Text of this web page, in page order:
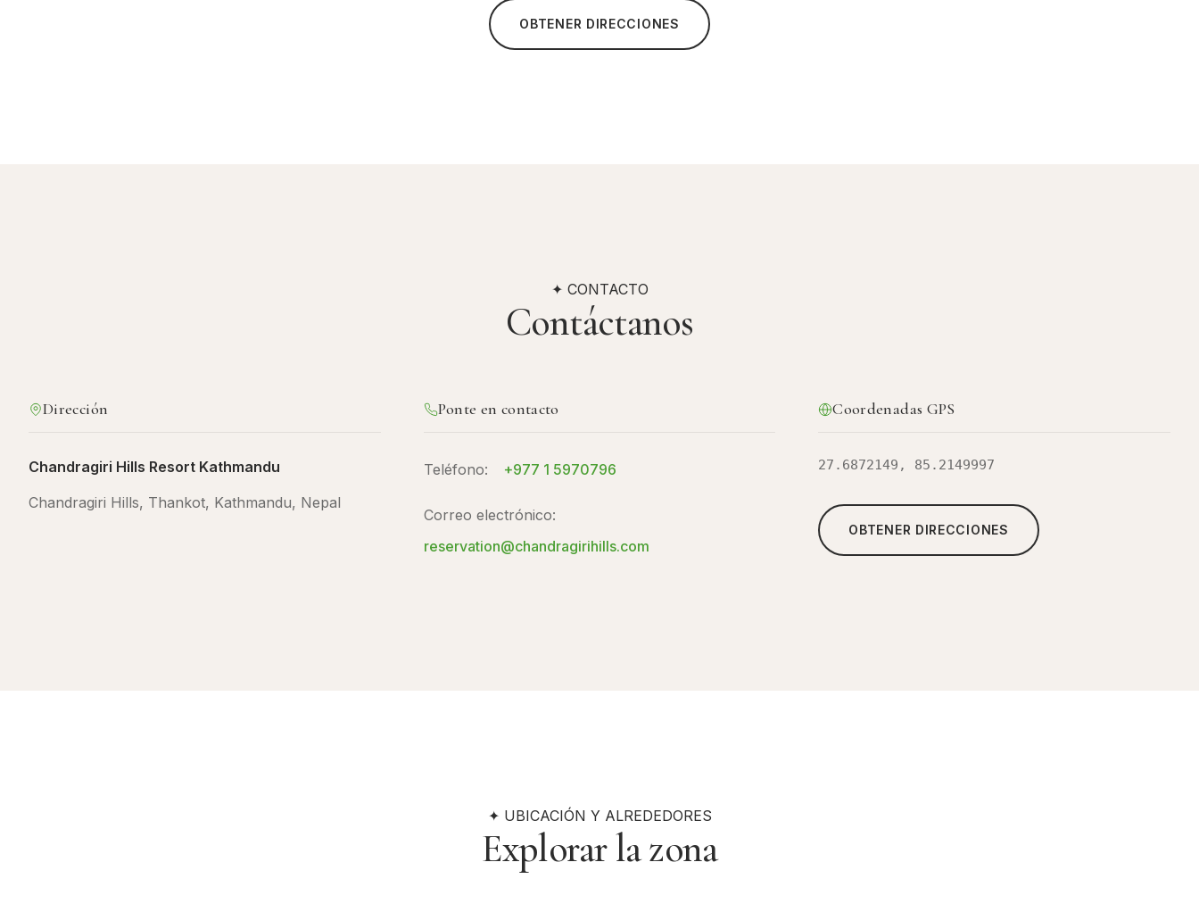
OBTENER DIRECCIONES
✦ CONTACTO
Contáctanos
Dirección
Chandragiri Hills Resort Kathmandu
Chandragiri Hills, Thankot, Kathmandu, Nepal
Ponte en contacto
Teléfono: +977 1 5970796
Correo electrónico:
reservation@chandragirihills.com
Coordenadas GPS
27.6872149, 85.2149997
OBTENER DIRECCIONES
✦ UBICACIÓN Y ALREDEDORES
Explorar la zona